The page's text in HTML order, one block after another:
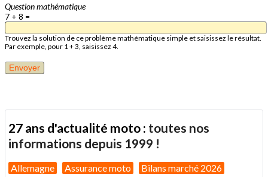
Question mathématique
7 + 8 =
Trouvez la solution de ce problème mathématique simple et saisissez le résultat.
Par exemple, pour 1 + 3, saisissez 4.
27 ans d'actualité moto : toutes nos
informations depuis 1999 !
Allemagne Assurance moto Bilans marché 2026